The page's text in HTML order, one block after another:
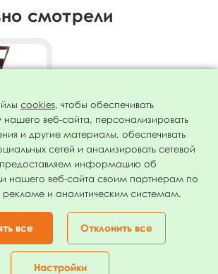
Корзина
смотрели
13,4л.
cookies, чтобы обеспечивать
нашего веб-сайта, персонализировать
и другие материалы, обеспечивать
сетей и анализировать сетевой
информацию об
нашего веб-сайта своим партнерам по
и аналитическим системам.
все Отклонить все
Настройки